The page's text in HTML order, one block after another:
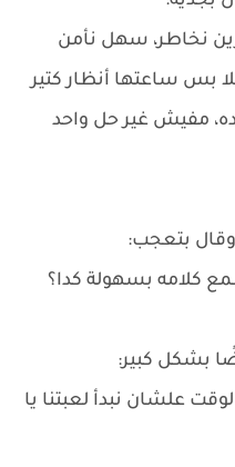
نخاطر، سهل نأمن
بس ساعتها أنظار كتير
ده، مفيش غير حل واحد
بتعجب:
كلامه بسهولة كدا؟
بشكل كبير:
علشان نبدأ لعبتنا يا